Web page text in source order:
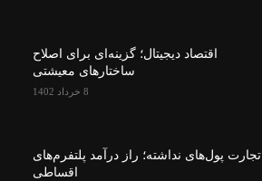
اقتصاد دیجیتال؛ گزینه‌ای برای اصلاح
ساختارهای معیشتی
8 خرداد 1402
تجارت پول‌های نداشته؛ راز درآمد پلتفرم‌های
اقساطی